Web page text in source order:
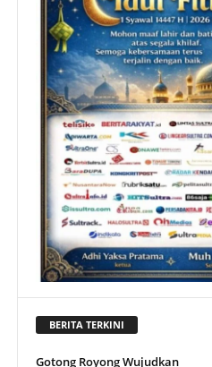
BERITA TERKINI
Gotong Royong Wujudkan